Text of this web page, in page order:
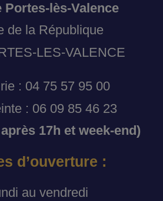
Portes-lès-Valence
de la République
LES-VALENCE
: 04 75 57 95 00
: 06 09 85 46 23
17h et week-end)
d’ouverture :
au vendredi